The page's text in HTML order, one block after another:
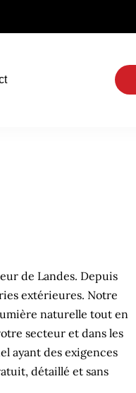
de Landes. Depuis
extérieures. Notre
naturelle tout en
secteur et dans les
ayant des exigences
détaillé et sans